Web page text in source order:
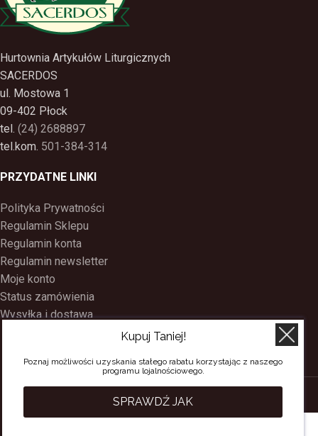
Hurtownia Artykułów Liturgicznych
SACERDOS
ul. Mostowa 1
09-402 Płock
tel. (24) 2688897
tel.kom. 501-384-314
PRZYDATNE LINKI
Polityka Prywatności
Regulamin Sklepu
Regulamin konta
Regulamin newsletter
Moje konto
Status zamówienia
Wysyłka i dostawa
Program Lojalnościowy
SACERDOSCREATED BYBEEON TOP. PREMIUM WEB & E-COMMERCE
SOLUTIONS.
Kupuj Taniej!
Poznaj możliwości uzyskania stałego rabatu korzystając z naszego
programu lojalnościowego.
SPRAWDŹ JAK